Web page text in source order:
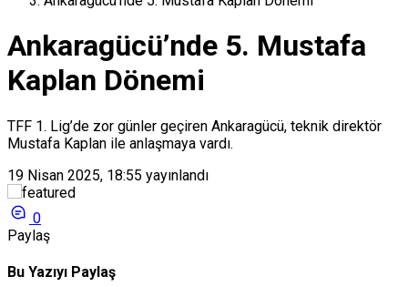
Erzurumspor FK ile Alanyaspor yenişemedi
18:48
Nübel: Ne kadar büyük bir kulübe geldiğimizin farkındayız
Ankaragücü’nde 5. Mustafa
Kaplan Dönemi
TFF 1. Lig’de zor günler geçiren Ankaragücü, teknik direktör
Mustafa Kaplan ile anlaşmaya vardı.
19 Nisan 2025, 18:55 yayınlandı
0
Paylaş
Bu Yazıyı Paylaş